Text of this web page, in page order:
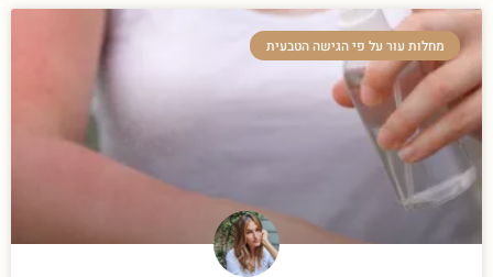
מחלות עור על פי הגישה הטבעית